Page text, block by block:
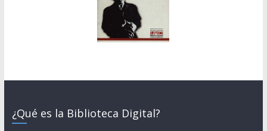
¿Qué es la Biblioteca Digital?